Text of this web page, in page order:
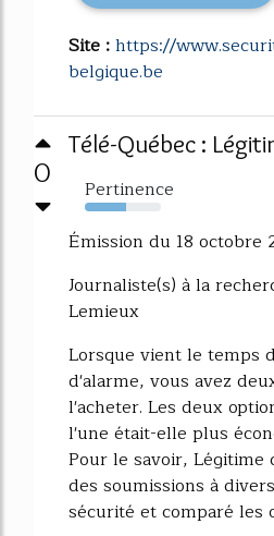
Site :https://
belgique.be
0
Télé-Québec :
Pertinence
54%
Émission du 18 octobre
Journaliste(s) à la
Lemieux
Lorsque vient le temps
d'alarme, vous avez
l'acheter. Les deux
l'une était-elle plus
Pour le savoir, Légitime
des soumissions à
sécurité et comparé les